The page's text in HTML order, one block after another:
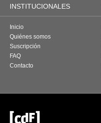
INSTITUCIONALES
Inicio
Quiénes somos
Suscripción
FAQ
Contacto